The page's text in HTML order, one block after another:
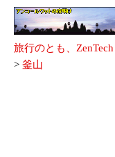
旅行のとも、ZenTech
> 釜山